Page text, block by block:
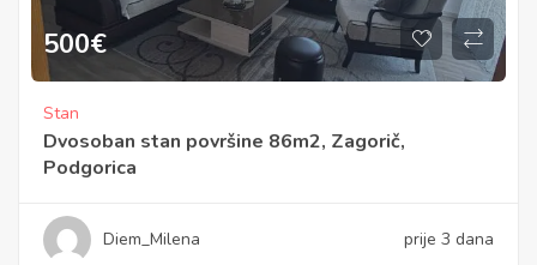
500€
Stan
Dvosoban stan površine 86m2, Zagorič,
Podgorica
Diem_Milena prije 3 dana